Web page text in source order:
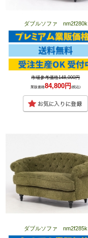
ダブルソファ nm2f280k
市場参考価格148,000円
業販価格84,800円(税込)
ダブルソファ nm2f285k